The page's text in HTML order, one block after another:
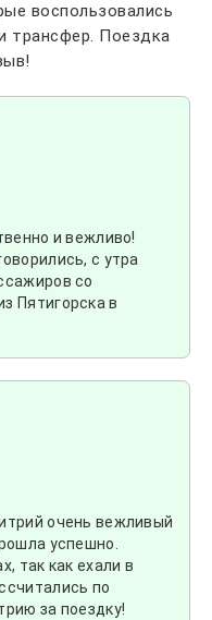
воспользовались
трансфер. Поездка
и вежливо!
с утра
со
Пятигорска в
очень вежливый
успешно.
так как ехали в
по
за поездку!